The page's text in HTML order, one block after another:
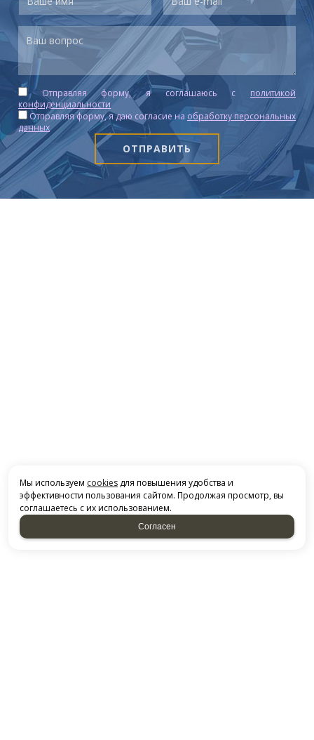
Отправляя форму, я соглашаюсь c политикой
конфиденциальности
Отправляя форму, я даю согласие на обработку персональных
данных
Мы используем cookies для повышения удобства и
эффективности пользования сайтом. Продолжая просмотр, вы
соглашаетесь с их использованием.
Согласен